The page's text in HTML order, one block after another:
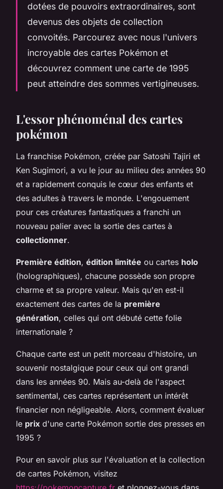
dotées de pouvoirs extraordinaires, sont
devenus des objets de collection
convoités. Parcourez avec nous l'univers
incroyable des cartes Pokémon et
découvrez comment une carte de 1995
peut atteindre des sommes vertigineuses.
L'essor phénoménal des cartes
pokémon
La franchise Pokémon, créée par Satoshi Tajiri et
Ken Sugimori, a vu le jour au milieu des années 90
et a rapidement conquis le cœur des enfants et
des adultes à travers le monde. L'engouement
pour ces créatures fantastiques a franchi un
nouveau palier avec la sortie des cartes à
collectionner.
Première édition, édition limitée ou cartes holo
(holographiques), chacune possède son propre
charme et sa propre valeur. Mais qu'en est-il
exactement des cartes de la première
génération, celles qui ont débuté cette folie
internationale ?
Chaque carte est un petit morceau d'histoire, un
souvenir nostalgique pour ceux qui ont grandi
dans les années 90. Mais au-delà de l'aspect
sentimental, ces cartes représentent un intérêt
financier non négligeable. Alors, comment évaluer
le prix d'une carte Pokémon sortie des presses en
1995 ?
Pour en savoir plus sur l'évaluation et la collection
de cartes Pokémon, visitez